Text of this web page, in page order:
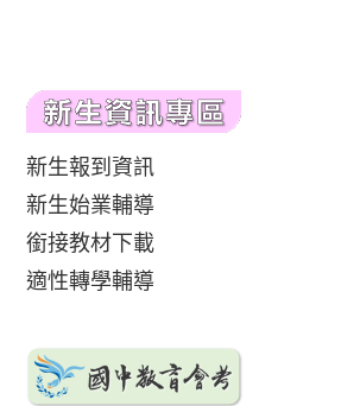
新生報到資訊
新生始業輔導
銜接教材下載
適性轉學輔導